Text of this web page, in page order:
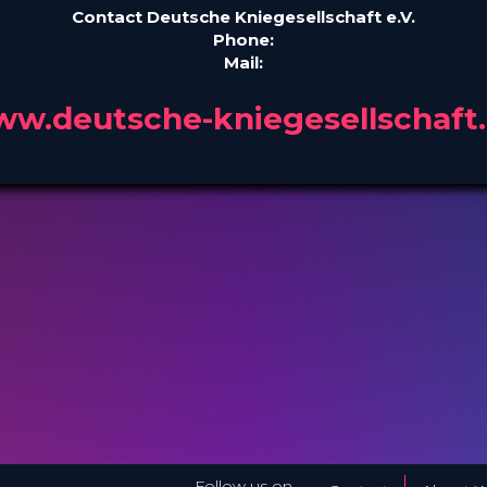
Contact Deutsche Kniegesellschaft e.V.
Phone:
Mail: